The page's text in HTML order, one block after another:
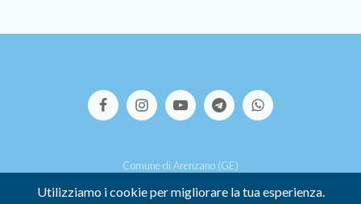
Comune di Arenzano (GE)
P.I. 00449500107 - Credits
Utilizziamo i cookie per migliorare la tua esperienza.